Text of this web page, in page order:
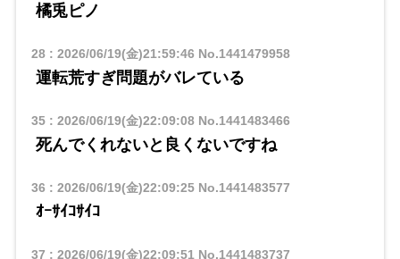
橘兎ピノ
28: 2026/06/19(金)21:59:46 No.1441479958
運転荒すぎ問題がバレている
35: 2026/06/19(金)22:09:08No.1441483466
死んでくれないと良くないですね
36 : 2026/06/19(金)22:09:25No.1441483577
ｵｰｻｲｺｻｲｺ
37 : 2026/06/19(金)22:09:51 No.1441483737